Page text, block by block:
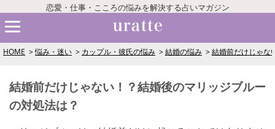
恋愛・仕事・こころの悩みを解決する占いマガジン
HOME 悩み・迷い カップル・彼氏の悩み 結婚の悩み 結婚前だけじゃな
結婚前だけじゃない！？結婚後のマリッジブルー
の対処法は？